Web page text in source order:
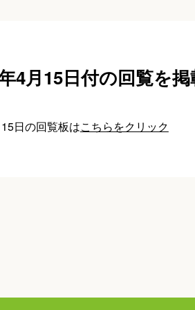
4月15日付の回覧を掲
日の回覧板はこちらをクリック